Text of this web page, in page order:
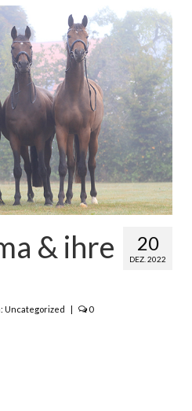
20
DEZ. 2022
& ihre
Uncategorized | 0